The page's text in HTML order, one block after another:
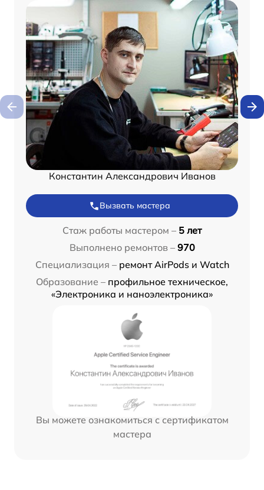
Константин Александрович Иванов
Вызвать мастера
Стаж работы мастером – 5 лет
Выполнено ремонтов – 970
Специализация – ремонт AirPods и Watch
Образование – профильное техническое,
«Электроника и наноэлектроника»
Вы можете ознакомиться с сертификатом
мастера